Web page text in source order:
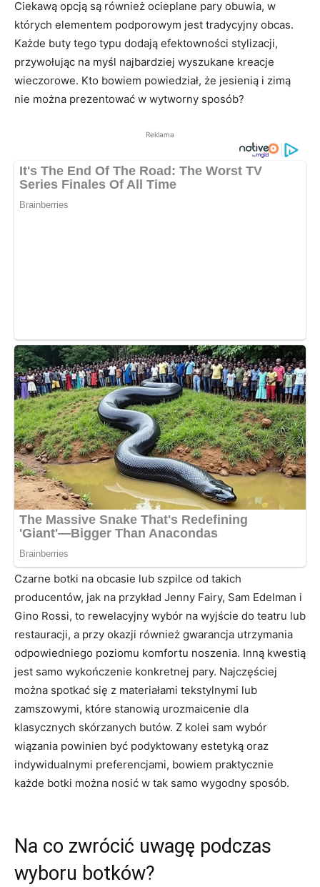
Ciekawą opcją są również ocieplane pary obuwia, w
których elementem podporowym jest tradycyjny obcas.
Każde buty tego typu dodają efektowności stylizacji,
przywołując na myśl najbardziej wyszukane kreacje
wieczorowe. Kto bowiem powiedział, że jesienią i zimą
nie można prezentować w wytworny sposób?
Reklama
Czarne botki na obcasie lub szpilce od takich
producentów, jak na przykład Jenny Fairy, Sam Edelman i
Gino Rossi, to rewelacyjny wybór na wyjście do teatru lub
restauracji, a przy okazji również gwarancja utrzymania
odpowiedniego poziomu komfortu noszenia. Inną kwestią
jest samo wykończenie konkretnej pary. Najczęściej
można spotkać się z materiałami tekstylnymi lub
zamszowymi, które stanowią urozmaicenie dla
klasycznych skórzanych butów. Z kolei sam wybór
wiązania powinien być podyktowany estetyką oraz
indywidualnymi preferencjami, bowiem praktycznie
każde botki można nosić w tak samo wygodny sposób.
Na co zwrócić uwagę podczas
wyboru botków?